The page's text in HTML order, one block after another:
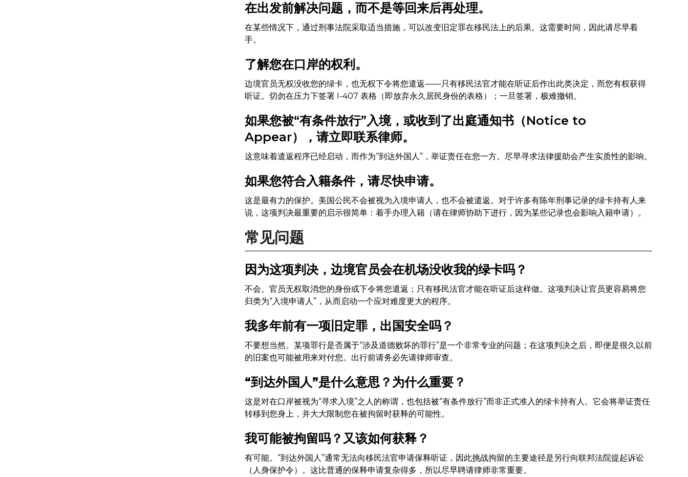
在出发前解决问题，而不是等回来后再处理。
在某些情况下，通过刑事法院采取适当措施，可以改变旧定罪在移民法上的后果。这需要时间，因此请尽早着
手。
了解您在口岸的权利。
边境官员无权没收您的绿卡，也无权下令将您遣返——只有移民法官才能在听证后作出此类决定，而您有权获得
听证。切勿在压力下签署 I-407 表格（即放弃永久居民身份的表格）；一旦签署，极难撤销。
如果您被“有条件放行”入境，或收到了出庭通知书（Notice to
Appear），请立即联系律师。
这意味着遣返程序已经启动，而作为“到达外国人”，举证责任在您一方。尽早寻求法律援助会产生实质性的影响。
如果您符合入籍条件，请尽快申请。
这是最有力的保护。美国公民不会被视为入境申请人，也不会被遣返。对于许多有陈年刑事记录的绿卡持有人来
说，这项判决最重要的启示很简单：着手办理入籍（请在律师协助下进行，因为某些记录也会影响入籍申请）。
常见问题
因为这项判决，边境官员会在机场没收我的绿卡吗？
不会。官员无权取消您的身份或下令将您遣返；只有移民法官才能在听证后这样做。这项判决让官员更容易将您
归类为“入境申请人”，从而启动一个应对难度更大的程序。
我多年前有一项旧定罪，出国安全吗？
不要想当然。某项罪行是否属于“涉及道德败坏的罪行”是一个非常专业的问题；在这项判决之后，即便是很久以前
的旧案也可能被用来对付您。出行前请务必先请律师审查。
“到达外国人”是什么意思？为什么重要？
这是对在口岸被视为“寻求入境”之人的称谓，也包括被“有条件放行”而非正式准入的绿卡持有人。它会将举证责任
转移到您身上，并大大限制您在被拘留时获释的可能性。
我可能被拘留吗？又该如何获释？
有可能。“到达外国人”通常无法向移民法官申请保释听证，因此挑战拘留的主要途径是另行向联邦法院提起诉讼
（人身保护令）。这比普通的保释申请复杂得多，所以尽早聘请律师非常重要。